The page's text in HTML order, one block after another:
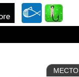
МЕСТО